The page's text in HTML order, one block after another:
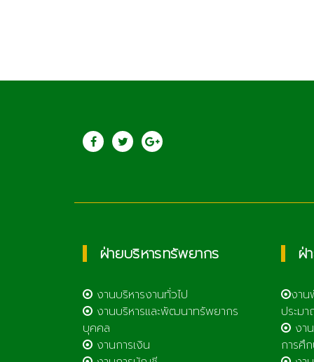
วิทยาลัยเกษตรและ
เทคโนโลยีลำพูน
ฝ่ายบริหารทรัพยากร
งานบริหารงานทั่วไป
งานบริหารและพัฒนาทรัพยากร
บุคคล
งานการเงิน
ฝ่
งา
ประม
งา
การศึ